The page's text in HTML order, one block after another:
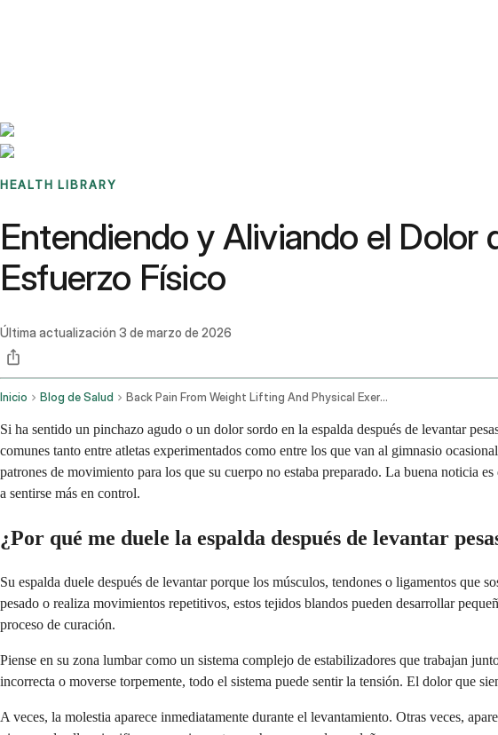
HEALTH LIBRARY
Entendiendo y Aliviando el Dolor
Esfuerzo Físico
Última actualización 3 de marzo de 2026
Inicio Blog de Salud Back Pain From Weight Lifting And Physical Exertion
Si ha sentido un pinchazo agudo o un dolor sordo en la espalda después de levantar
comunes tanto entre atletas experimentados como entre los que van al gimnasio
patrones de movimiento para los que su cuerpo no estaba preparado. La buena noticia
a sentirse más en control.
¿Por qué me duele la espalda después de levantar
Su espalda duele después de levantar porque los músculos, tendones o ligamentos que
pesado o realiza movimientos repetitivos, estos tejidos blandos pueden desarrollar
proceso de curación.
Piense en su zona lumbar como un sistema complejo de estabilizadores que trabajan
incorrecta o moverse torpemente, todo el sistema puede sentir la tensión. El dolor que
A veces, la molestia aparece inmediatamente durante el levantamiento. Otras veces,